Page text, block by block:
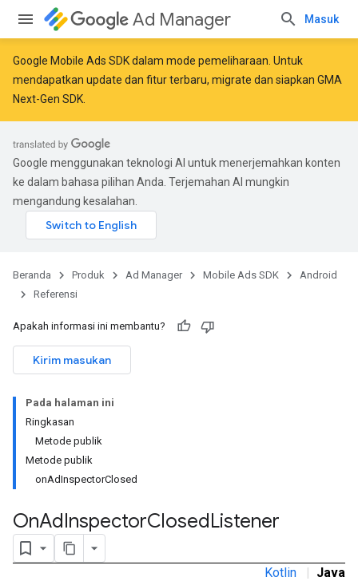
Ad Manager Masuk
Google Mobile Ads SDK dalam mode pemeliharaan. Untuk
mendapatkan update dan fitur terbaru, migrate dan siapkan GMA
Next-Gen SDK
Google menggunakan teknologi AI untuk menerjemahkan konten
ke dalam bahasa pilihan Anda. Terjemahan AI mungkin
mengandung kesalahan.
Beranda Produk Ad Manager Mobile Ads SDK
Android
Referensi
Apakah informasi ini membantu?
Kirim masukan
Pada halaman ini
Ringkasan
Metode publik
Metode publik
onAdInspectorClosed
OnAdInspectorClosedListener
Kotlin | Java